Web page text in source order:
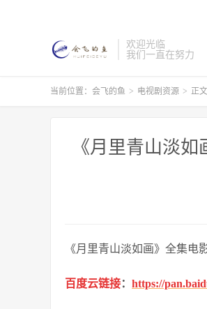
欢迎光临
我们一直在努力
当前位置： 会飞的鱼 > 电视剧资源 > 正文
《月里青山淡
《月里青山淡如画》全集电
百度云链接： https://